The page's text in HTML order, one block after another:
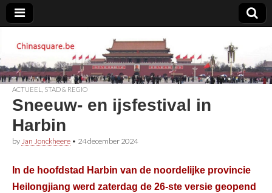
Chinasquare.be
ACTUEEL STAD & REGIO
Sneeuw- en ijsfestival in
Harbin
by Jan Jonckheere • 24 december 2024
In de hoofdstad Harbin van de noordelijke provincie
Heilongjiang werd zaterdag de 26-ste versie geopend